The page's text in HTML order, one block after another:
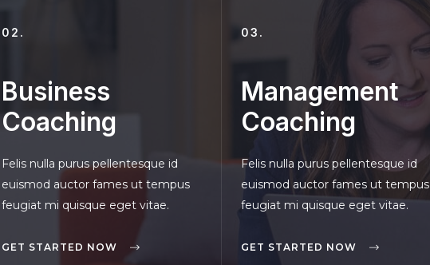
02.
Business
Coaching
Felis nulla purus pellentesque id
euismod auctor fames ut tempus
feugiat mi quisque eget vitae.
GET STARTED NOW
03.
Management
Coaching
Felis nulla purus pellentesque id
euismod auctor fames ut tempus
feugiat mi quisque eget vitae.
GET STARTED NOW